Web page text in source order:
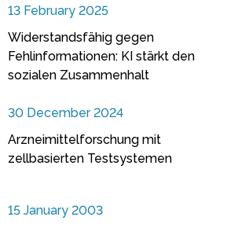
13 February 2025
Widerstandsfähig gegen
Fehlinformationen: KI stärkt den
sozialen Zusammenhalt
30 December 2024
Arzneimittelforschung mit
zellbasierten Testsystemen
15 January 2003